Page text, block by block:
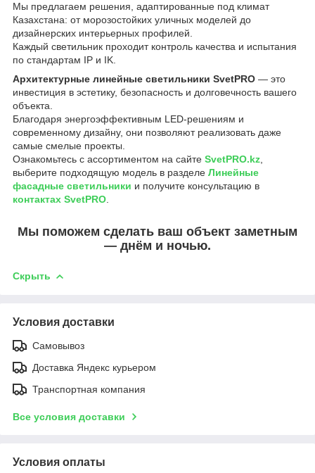
Мы предлагаем решения, адаптированные под климат
Казахстана: от морозостойких уличных моделей до
дизайнерских интерьерных профилей.
Каждый светильник проходит контроль качества и испытания
по стандартам IP и IK.
Архитектурные линейные светильники SvetPRO — это
инвестиция в эстетику, безопасность и долговечность вашего
объекта.
Благодаря энергоэффективным LED-решениям и
современному дизайну, они позволяют реализовать даже
самые смелые проекты.
Ознакомьтесь с ассортиментом на сайте SvetPRO.kz
выберите подходящую модель в разделе Линейные
фасадные светильники и получите консультацию в
контактах SvetPRO
Мы поможем сделать ваш объект заметным
— днём и ночью.
Скрыть
Условия доставки
Самовывоз
Доставка Яндекс курьером
Транспортная компания
Все условия доставки
Условия оплаты